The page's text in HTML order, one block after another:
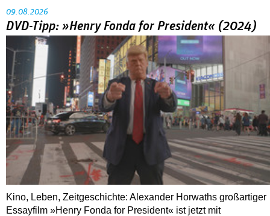
09.08.2026
DVD-Tipp: »Henry Fonda for President« (2024)
Kino, Leben, Zeitgeschichte: Alexander Horwaths großartiger
Essayfilm »Henry Fonda for President« ist jetzt mit